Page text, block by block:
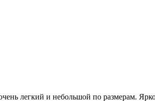
легкий и небольшой по размерам.